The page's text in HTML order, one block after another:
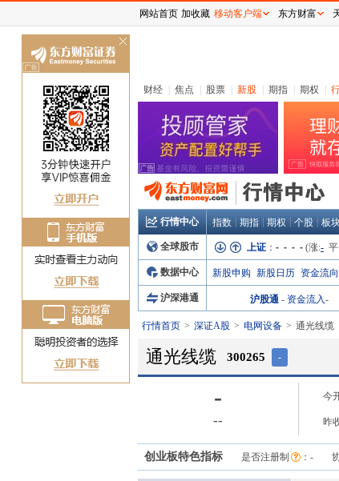
财经 焦点 股票 新股 期指 期权
行情中心 指数 期指 期权 个股 板
全球股市 上证 ： - - - - (涨:-
数据中心 新股申购 新股日历 资金流向
沪深港通 沪股通 - 资金流入-
行情首页 深证A股 电网设备 通光线缆
通光线缆 300265 -
-
--
今
昨
创业板特色指标 是否注册制 ： -
网站首页 加收藏 移动客户端 东方财富